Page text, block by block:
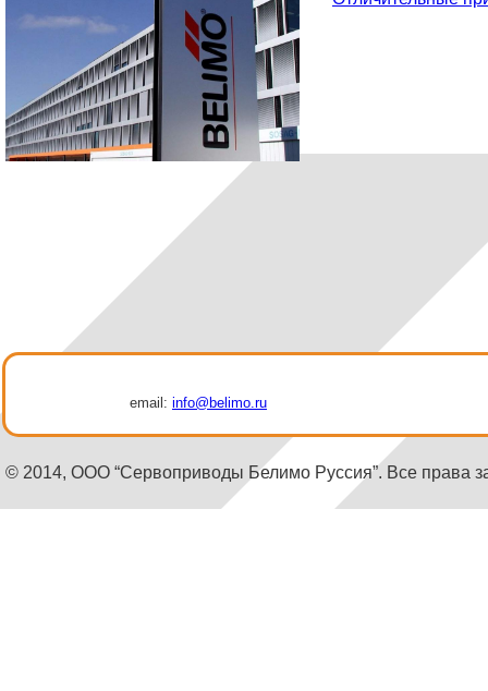
email: info@belimo.ru
© 2014, ООО “Сервоприводы Белимо Руссия”. Все права